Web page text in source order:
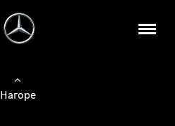
Нагоре